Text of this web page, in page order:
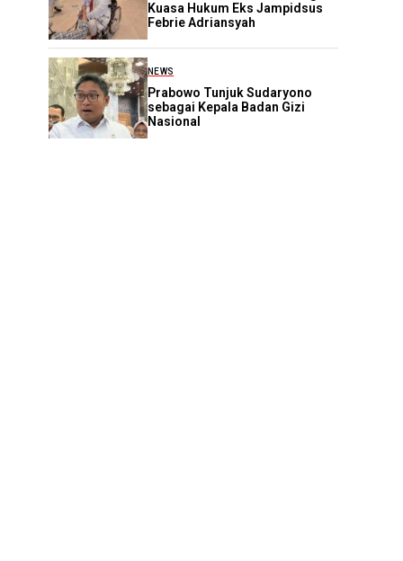
Kuasa Hukum Eks Jampidsus
Febrie Adriansyah
NEWS
Prabowo Tunjuk Sudaryono
sebagai Kepala Badan Gizi
Nasional